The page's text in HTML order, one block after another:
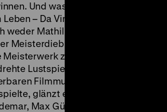
Und was wäre da
– Da Vincis Mona Lisa?
weder Mathilde noch die
Meisterdieb ist. So fasst
zurück nach
Lustspiel war eine der
Filmmusik, die das
glänzt ein Ensemble
Max Gülstorff, Paul